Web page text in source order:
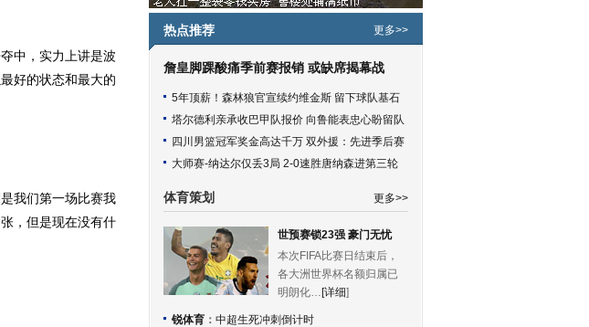
中，实力上讲是波
好的状态和最大的
我们第一场比赛我
，但是现在没有什
热点推荐 更多>>
詹皇脚踝酸痛季前赛报销 或缺席揭幕战
5年顶薪！森林狼官宣续约维金斯 留下球队基石
塔尔德利亲承收巴甲队报价 向鲁能表忠心盼留队
四川男篮冠军奖金高达千万 双外援：先进季后赛
大师赛-纳达尔仅丢3局 2-0速胜唐纳森进第三轮
体育策划 更多>>
世预赛锁23强 豪门无忧
本次FIFA比赛日结束后，
各大洲世界杯名额归属已
明朗化… [详细]
锐体育 ： 中超生死冲刺倒计时